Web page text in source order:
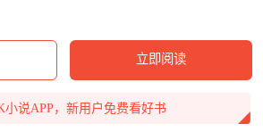
立即阅读
小说APP，新用户免费看好书